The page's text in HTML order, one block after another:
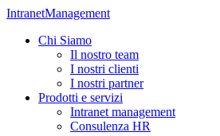
IntranetManagement
Chi Siamo
Il nostro team
I nostri clienti
I nostri partner
Prodotti e servizi
Intranet management
Consulenza HR